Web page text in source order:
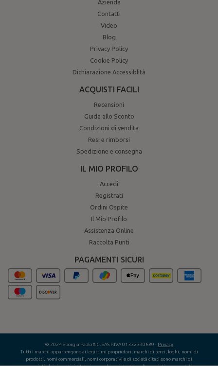
Azienda
Contatti
Video
Blog
Privacy Policy
Cookie Policy
Dichiarazione Accessiblità
ACQUISTI FACILI
Recensioni
Guida allo Sconto
Condizioni di vendita
Resi e rimborsi
Spedizione e consegna
IL MIO PROFILO
Accedi
Registrati
Ordini Ospite
Il Mio Profilo
Assistenza Online
Raccolta Punti
PAGAMENTI SICURI
© 2024 Sborgia Paolo & C. SAS P.IVA 01332390689 - Privacy
Tutti i marchi appartengono ai legittimi proprietari; marchi di terzi, loghi, nomi di
prodotti, nomi commerciali, nomi corporativi e di società citati sono marchi di